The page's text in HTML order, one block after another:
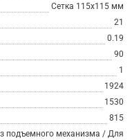
Сетка 115х115 мм
21
0.19
90
1
1924
1530
815
подъемного механизма / Для